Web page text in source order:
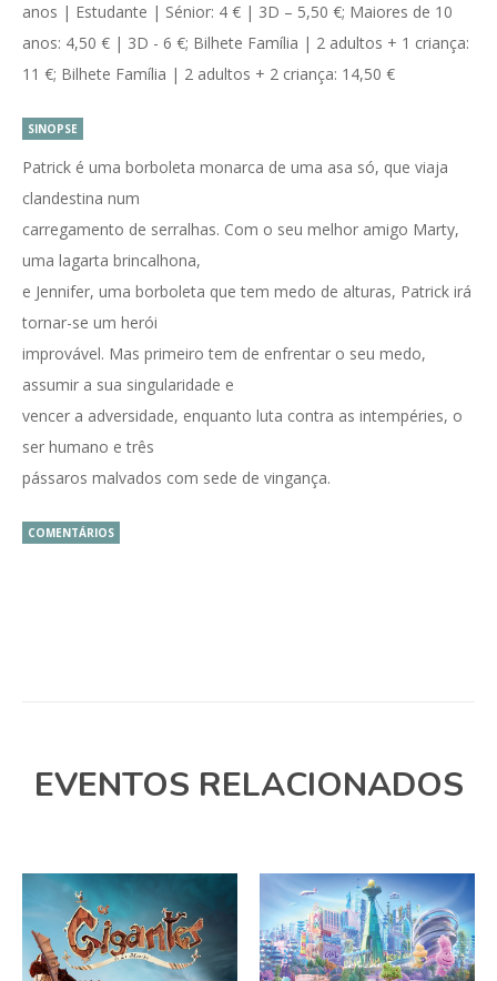
anos | Estudante | Sénior: 4 € | 3D – 5,50 €; Maiores de 10
anos: 4,50 € | 3D - 6 €; Bilhete Família | 2 adultos + 1 criança:
11 €; Bilhete Família | 2 adultos + 2 criança: 14,50 €
SINOPSE
Patrick é uma borboleta monarca de uma asa só, que viaja
clandestina num
carregamento de serralhas. Com o seu melhor amigo Marty,
uma lagarta brincalhona,
e Jennifer, uma borboleta que tem medo de alturas, Patrick irá
tornar-se um herói
improvável. Mas primeiro tem de enfrentar o seu medo,
assumir a sua singularidade e
vencer a adversidade, enquanto luta contra as intempéries, o
ser humano e três
pássaros malvados com sede de vingança.
COMENTÁRIOS
EVENTOS RELACIONADOS